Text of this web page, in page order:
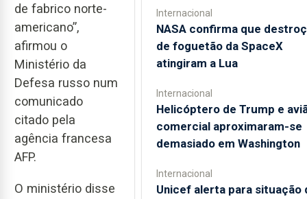
de fabrico norte-
americano”,
afirmou o
Ministério da
Defesa russo num
comunicado
citado pela
agência francesa
AFP.
O ministério disse
Internacional
NASA confirma que
de foguetão da SpaceX
atingiram a Lua
Internacional
Helicóptero de Trump e
comercial aproximaram-se
demasiado em Washington
Internacional
Unicef alerta para situação